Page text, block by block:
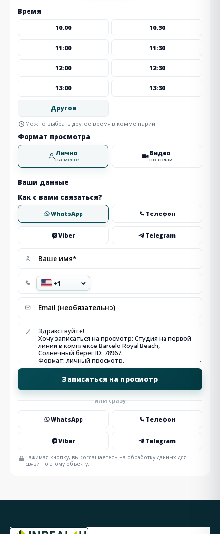
Время
10:00 10:30
11:00 11:30
12:00 12:30
13:00 13:30
Другое
Можно выбрать другое время в комментарии.
Формат просмотра
Лично
на месте
Видео
по связи
Ваши данные
Как с вами связаться?
WhatsApp Телефон
Viber Telegram
или сразу
WhatsApp Телефон
Viber Telegram
Нажимая кнопку, вы соглашаетесь на обработку данных для
связи по этому объекту.